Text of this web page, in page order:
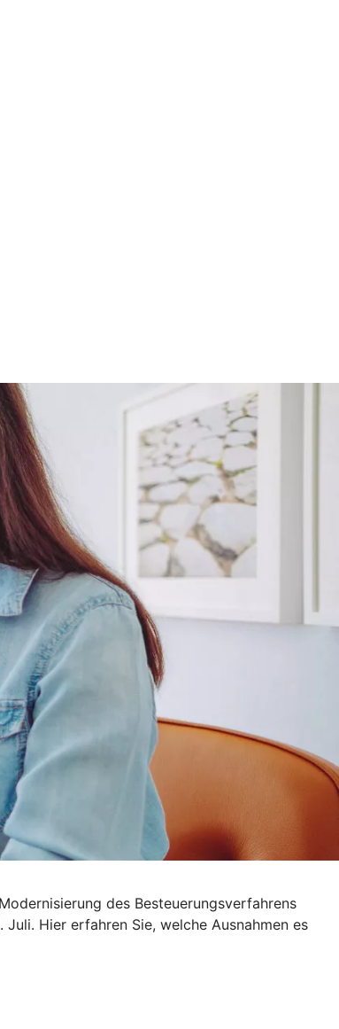
des Besteuerungsverfahrens
Hier erfahren Sie, welche Ausnahmen es